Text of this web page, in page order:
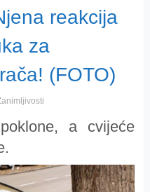
reakcija
za
(FOTO)
a cvijeće